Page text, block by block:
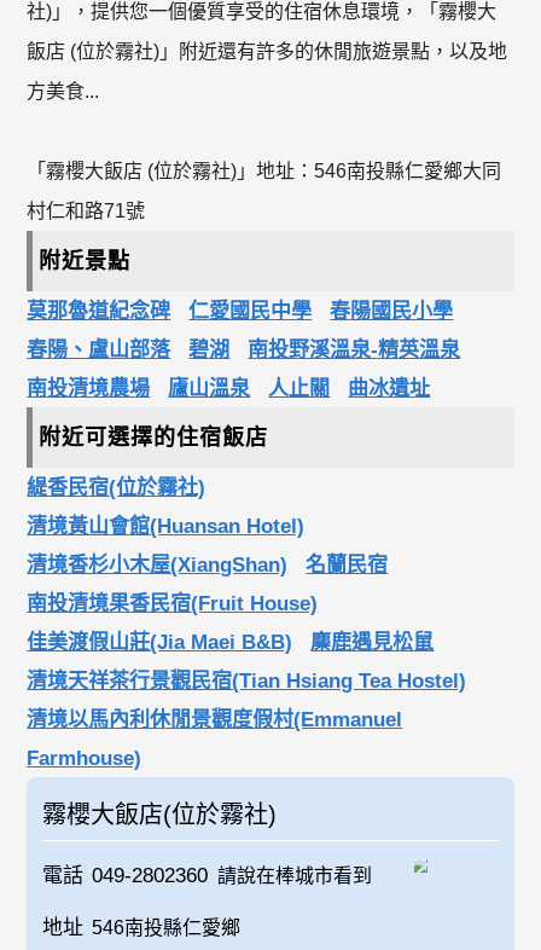
社)」，提供您一個優質享受的住宿休息環境，「霧櫻大
飯店 (位於霧社)」附近還有許多的休閒旅遊景點，以及地
方美食...
「霧櫻大飯店 (位於霧社)」地址：546南投縣仁愛鄉大同
村仁和路71號
附近景點
莫那魯道紀念碑 仁愛國民中學
春陽國民小學
春陽、盧山部落
碧湖
南投野溪溫泉-精英溫泉
南投清境農場
廬山溫泉 人止關 曲冰遺址
附近可選擇的住宿飯店
緹香民宿(位於霧社)
清境黃山會館(Huansan Hotel)
清境香杉小木屋(XiangShan)
名蘭民宿
南投清境果香民宿(Fruit House)
佳美渡假山莊(Jia Maei B&B)
麋鹿遇見松鼠
清境天祥茶行景觀民宿(Tian Hsiang Tea Hostel)
清境以馬內利休閒景觀度假村(Emmanuel
Farmhouse)
霧櫻大飯店(位於霧社)
電話 049-2802360 請說在棒城市看到
地址 546南投縣仁愛鄉